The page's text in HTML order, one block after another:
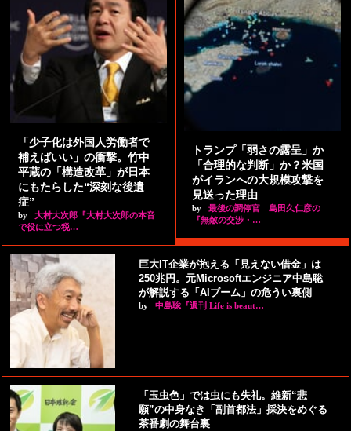
「少子化は外国人労働者で
補えばいい」の衝撃。竹中
平蔵の「構造改革」が日本
にもたらした“深刻な後遺
症”
by
大村大次郎『大村大次郎の本音
で役に立つ税…
トランプ「弱さの露呈」か
「合理的な判断」か？米国
がイランへの大規模攻撃を
見送った理由
by
最後の調停官 島田久仁彦の
『無敵の交渉・…
巨大IT企業が抱える「見えない借金」は
250兆円。元Microsoftエンジニア中島聡
が解説する「AIブーム」の危うい裏側
by 中島聡『週刊 Life is beaut…
「玉虫色」では虫にも失礼。維新“悲
願”の中身なき「副首都法」採決をめぐる
茶番劇の舞台裏